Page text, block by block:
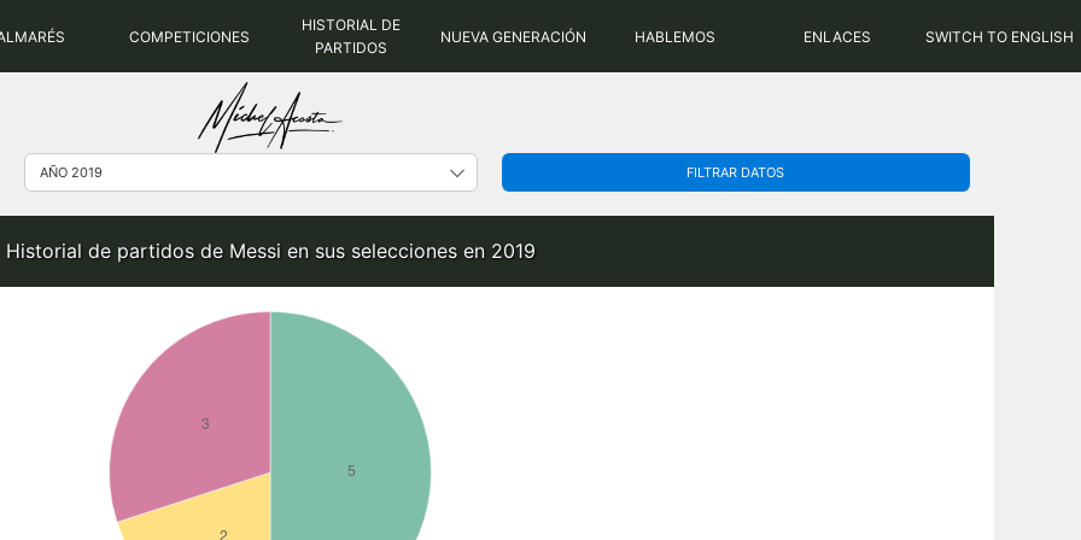
COMPETICIONES
HISTORIAL DE
PARTIDOS
NUEVA GENERACIÓN HABLEMOS ENLACES SWITCH TO ENGLISH
FILTRAR DATOS
Historial de partidos de Messi en sus selecciones en 2019